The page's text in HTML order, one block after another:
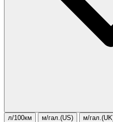
л/100км м/гал.(US) м/